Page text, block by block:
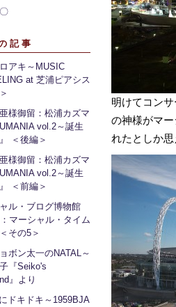
記事
アキ～MUSIC
at 芝浦ピアシス
様御留：松浦カズマ
vol.2～誕生
＜後編＞
様御留：松浦カズマ
vol.2～誕生
＜前編＞
ル・ブログ博物館
マーシャル・タイム
その5＞
ボン太一のNATAL～
『Seiko's
』より
ドキドキ～1959BJA
明けてコン
の神様がマ
れたとしか